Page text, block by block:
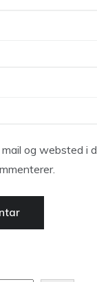
og websted i